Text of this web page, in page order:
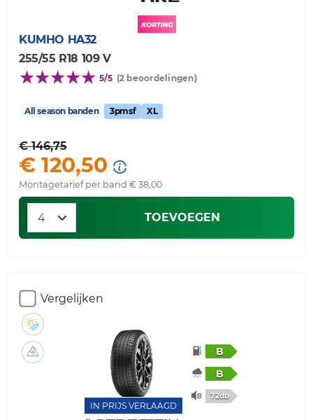
KUMHO HA32
255/55 R18 109 V
5/5 (2 beoordelingen)
All season banden 3pmsf XL
€ 146,75
€ 120,50
Montagetarief per band € 38,00
TOEVOEGEN
Vergelijken
IN PRIJS VERLAAGD
B
B
72db